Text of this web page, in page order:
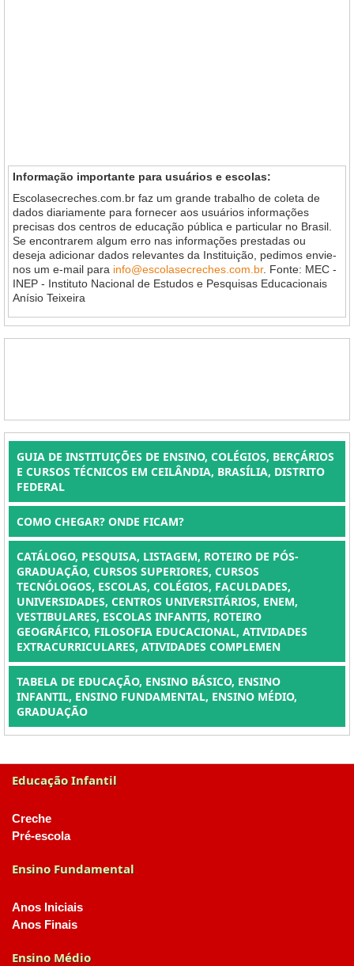
Informação importante para usuários e escolas:
Escolasecreches.com.br faz um grande trabalho de coleta de
dados diariamente para fornecer aos usuários informações
precisas dos centros de educação pública e particular no Brasil.
Se encontrarem algum erro nas informações prestadas ou
deseja adicionar dados relevantes da Instituição, pedimos envie-
nos um e-mail para info@escolasecreches.com.br. Fonte: MEC -
INEP - Instituto Nacional de Estudos e Pesquisas Educacionais
Anísio Teixeira
GUIA DE INSTITUIÇÕES DE ENSINO, COLÉGIOS, BERÇÁRIOS
E CURSOS TÉCNICOS EM CEILÂNDIA, BRASÍLIA, DISTRITO
FEDERAL
COMO CHEGAR? ONDE FICAM?
CATÁLOGO, PESQUISA, LISTAGEM, ROTEIRO DE PÓS-
GRADUAÇÃO, CURSOS SUPERIORES, CURSOS
TECNÓLOGOS, ESCOLAS, COLÉGIOS, FACULDADES,
UNIVERSIDADES, CENTROS UNIVERSITÁRIOS, ENEM,
VESTIBULARES, ESCOLAS INFANTIS, ROTEIRO
GEOGRÁFICO, FILOSOFIA EDUCACIONAL, ATIVIDADES
EXTRACURRICULARES, ATIVIDADES COMPLEMEN
TABELA DE EDUCAÇÃO, ENSINO BÁSICO, ENSINO
INFANTIL, ENSINO FUNDAMENTAL, ENSINO MÉDIO,
GRADUAÇÃO
Educação Infantil
Creche
Pré-escola
Ensino Fundamental
Anos Iniciais
Anos Finais
Ensino Médio